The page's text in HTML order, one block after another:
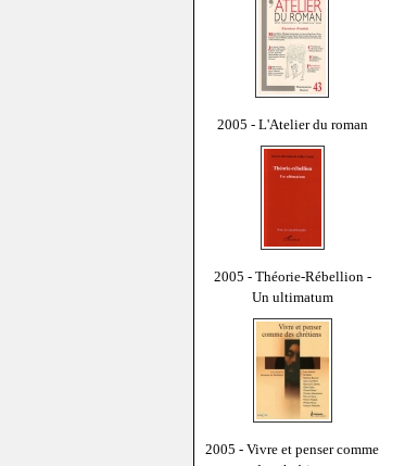
2005 - L'Atelier du roman
2005 - Théorie-Rébellion -
Un ultimatum
2005 - Vivre et penser comme